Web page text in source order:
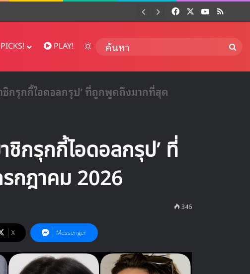
FacebookYouTube
RSS
PICKS! PLAY! Switch skin
ชิกรุกกี้ไอดอลกรุป’ ที่ถูกพูดถึงมากที่สุด
ชิกรุกกี้ไอดอลกรุป’ ที่
กฎาคม 2026
346
X Messenger